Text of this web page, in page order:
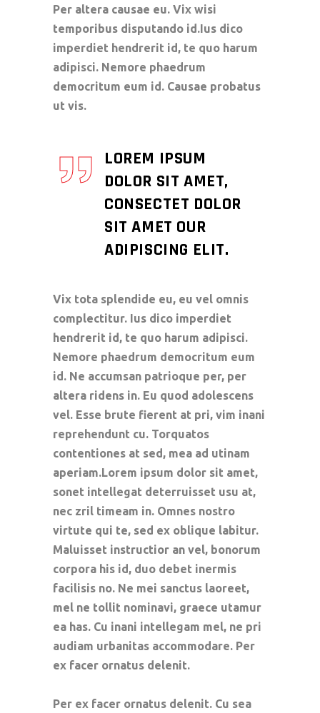
Per altera causae eu. Vix wisi
temporibus disputando id.Ius dico
imperdiet hendrerit id, te quo harum
adipisci. Nemore phaedrum
democritum eum id. Causae probatus
ut vis.
LOREM IPSUM
DOLOR SIT AMET,
CONSECTET DOLOR
SIT AMET OUR
ADIPISCING ELIT.
Vix tota splendide eu, eu vel omnis
complectitur. Ius dico imperdiet
hendrerit id, te quo harum adipisci.
Nemore phaedrum democritum eum
id. Ne accumsan patrioque per, per
altera ridens in. Eu quod adolescens
vel. Esse brute fierent at pri, vim inani
reprehendunt cu. Torquatos
contentiones at sed, mea ad utinam
aperiam.Lorem ipsum dolor sit amet,
sonet intellegat deterruisset usu at,
nec zril timeam in. Omnes nostro
virtute qui te, sed ex oblique labitur.
Maluisset instructior an vel, bonorum
corpora his id, duo debet inermis
facilisis no. Ne mei sanctus laoreet,
mel ne tollit nominavi, graece utamur
ea has. Cu inani intellegam mel, ne pri
audiam urbanitas accommodare. Per
ex facer ornatus delenit.
Per ex facer ornatus delenit. Cu sea